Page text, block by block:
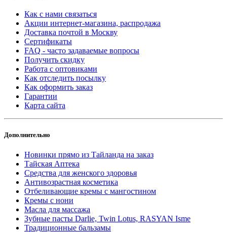
Как с нами связаться
Акции интернет-магазина, распродажа
Доставка почтой в Москву
Сертификаты
FAQ - часто задаваемые вопросы
Получить скидку
Работа с оптовиками
Как отследить посылку
Как оформить заказ
Гарантии
Карта сайта
Дополнительно
Новинки прямо из Тайланда на заказ
Тайская Аптека
Средства для женского здоровья
Антивозрастная косметика
Отбеливающие кремы с мангостином
Кремы с нони
Масла для массажа
Зубные пасты Darlie, Twin Lotus, RASYAN Isme
Традиционные бальзамы